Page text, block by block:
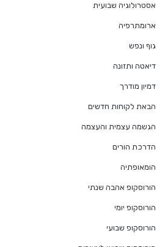
אסטרולוגיה שבועית
ארומתרפיה
גוף ונפש
דיאטה ותזונה
דמיון מודרך
הבאת לקוחות חדשים
הגשמה עצמית והעצמה
הדרכת הורים
הומאופתיה
הורוסקופ אהבה שנתי
הורוסקופ יומי
הורוסקופ שבועי